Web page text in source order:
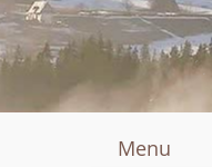
Menu